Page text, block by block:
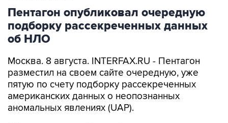
Пентагон опубликовал очередную
подборку рассекреченных данных
об НЛО
Москва. 8 августа. INTERFAX.RU - Пентагон
разместил на своем сайте очередную, уже
пятую по счету подборку рассекреченных
американских данных о неопознанных
аномальных явлениях (UAP).